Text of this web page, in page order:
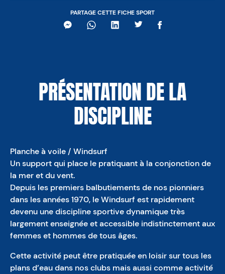
PARTAGE CETTE FICHE SPORT
MessengerWhatsAppLinkedInTwitterFacebook
PRÉSENTATION DE LA
DISCIPLINE
Planche à voile / Windsurf
Un support qui place le pratiquant à la conjonction de
la mer et du vent.
Depuis les premiers balbutiements de nos pionniers
dans les années 1970, le Windsurf est rapidement
devenu une discipline sportive dynamique très
largement enseignée et accessible indistinctement aux
femmes et hommes de tous âges.
Cette activité peut être pratiquée en loisir sur tous les
plans d’eau dans nos clubs mais aussi comme activité